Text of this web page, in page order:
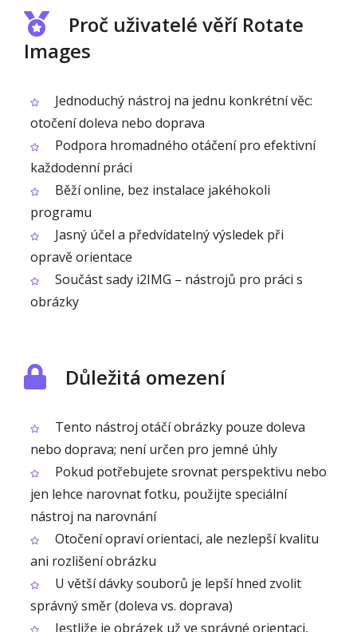
Proč uživatelé věří Rotate
Images
Jednoduchý nástroj na jednu konkrétní věc:
otočení doleva nebo doprava
Podpora hromadného otáčení pro efektivní
každodenní práci
Běží online, bez instalace jakéhokoli
programu
Jasný účel a předvídatelný výsledek při
opravě orientace
Součást sady i2IMG – nástrojů pro práci s
obrázky
Důležitá omezení
Tento nástroj otáčí obrázky pouze doleva
nebo doprava; není určen pro jemné úhly
Pokud potřebujete srovnat perspektivu nebo
jen lehce narovnat fotku, použijte speciální
nástroj na narovnání
Otočení opraví orientaci, ale nezlepší kvalitu
ani rozlišení obrázku
U větší dávky souborů je lepší hned zvolit
správný směr (doleva vs. doprava)
Jestliže je obrázek už ve správné orientaci,